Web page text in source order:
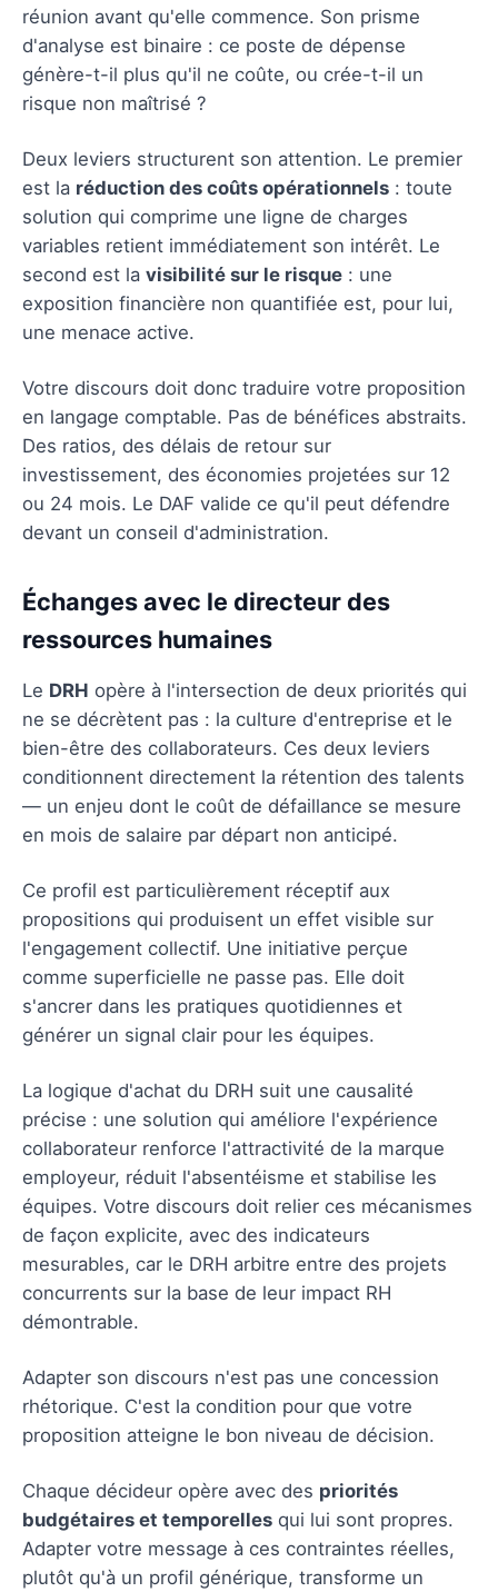
réunion avant qu'elle commence. Son prisme
d'analyse est binaire : ce poste de dépense
génère-t-il plus qu'il ne coûte, ou crée-t-il un
risque non maîtrisé ?
Deux leviers structurent son attention. Le premier
est la réduction des coûts opérationnels : toute
solution qui comprime une ligne de charges
variables retient immédiatement son intérêt. Le
second est la visibilité sur le risque : une
exposition financière non quantifiée est, pour lui,
une menace active.
Votre discours doit donc traduire votre proposition
en langage comptable. Pas de bénéfices abstraits.
Des ratios, des délais de retour sur
investissement, des économies projetées sur 12
ou 24 mois. Le DAF valide ce qu'il peut défendre
devant un conseil d'administration.
Échanges avec le directeur des
ressources humaines
Le DRH opère à l'intersection de deux priorités qui
ne se décrètent pas : la culture d'entreprise et le
bien-être des collaborateurs. Ces deux leviers
conditionnent directement la rétention des talents
— un enjeu dont le coût de défaillance se mesure
en mois de salaire par départ non anticipé.
Ce profil est particulièrement réceptif aux
propositions qui produisent un effet visible sur
l'engagement collectif. Une initiative perçue
comme superficielle ne passe pas. Elle doit
s'ancrer dans les pratiques quotidiennes et
générer un signal clair pour les équipes.
La logique d'achat du DRH suit une causalité
précise : une solution qui améliore l'expérience
collaborateur renforce l'attractivité de la marque
employeur, réduit l'absentéisme et stabilise les
équipes. Votre discours doit relier ces mécanismes
de façon explicite, avec des indicateurs
mesurables, car le DRH arbitre entre des projets
concurrents sur la base de leur impact RH
démontrable.
Adapter son discours n'est pas une concession
rhétorique. C'est la condition pour que votre
proposition atteigne le bon niveau de décision.
Chaque décideur opère avec des priorités
budgétaires et temporelles qui lui sont propres.
Adapter votre message à ces contraintes réelles,
plutôt qu'à un profil générique, transforme un